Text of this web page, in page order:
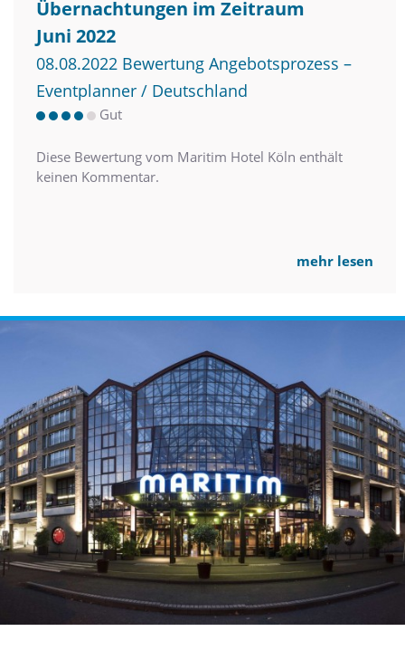
Übernachtungen im Zeitraum
Juni 2022
08.08.2022 Bewertung Angebotsprozess –
Eventplanner / Deutschland
Gut
Diese Bewertung vom Maritim Hotel Köln enthält
keinen Kommentar.
mehr lesen